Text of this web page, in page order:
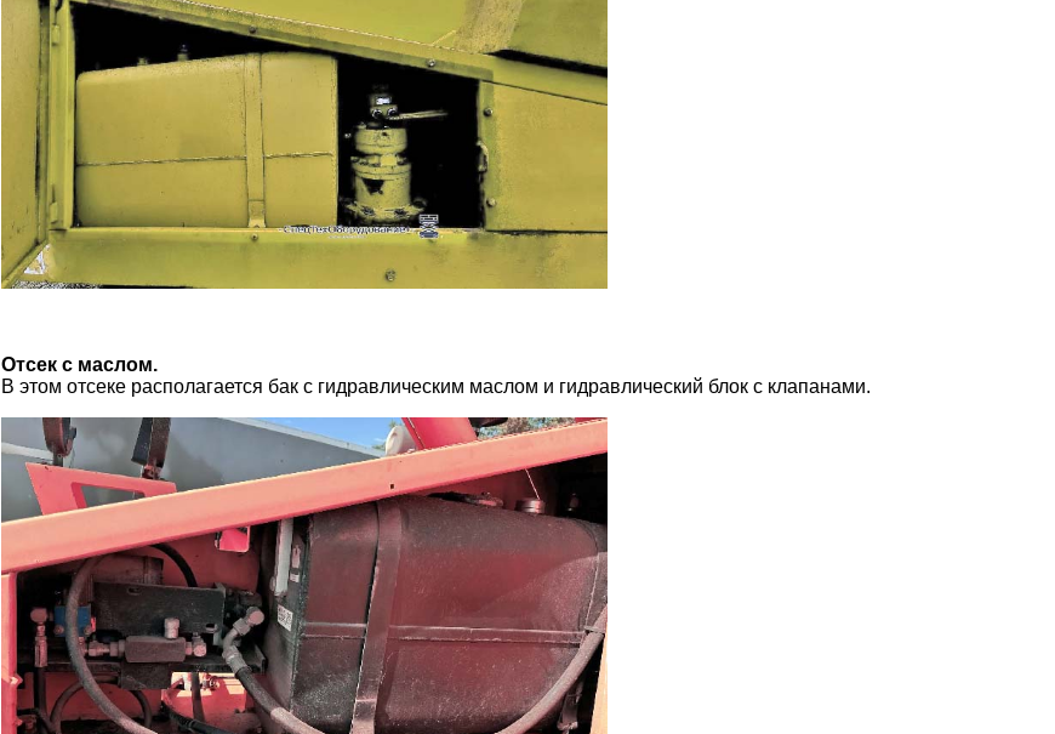
Отсек с маслом.
В этом отсеке располагается бак с гидравлическим маслом и гидравлический блок с клапанами.